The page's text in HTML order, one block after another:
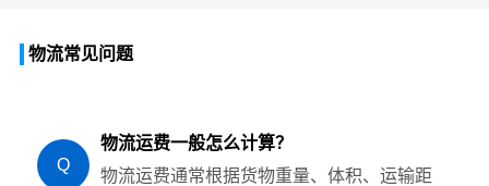
物流常见问题
Q
物流运费一般怎么计算？
物流运费通常根据货物重量、体积、运输距